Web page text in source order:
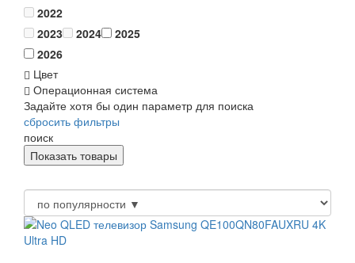
2022
2023
2024
2025
2026
Цвет
Операционная система
Задайте хотя бы один параметр для поиска
сбросить фильтры
поиск